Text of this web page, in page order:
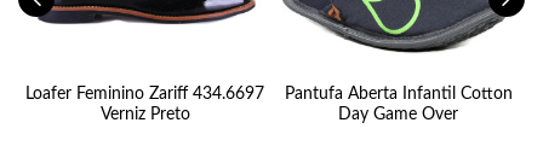
Loafer Feminino Zariff 434.6697
Verniz Preto
Pantufa Aberta Infantil Cotton
Day Game Over